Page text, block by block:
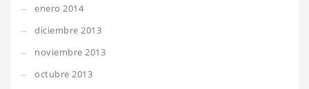
enero 2014
diciembre 2013
noviembre 2013
octubre 2013